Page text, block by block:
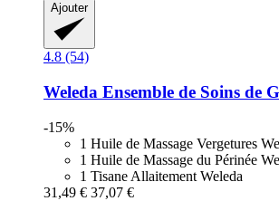
Ajouter
4.8 (54)
Weleda Ensemble de Soins de
-15%
1 Huile de Massage Vergetures
1 Huile de Massage du Périnée
1 Tisane Allaitement Weleda
31,49 € 37,07 €